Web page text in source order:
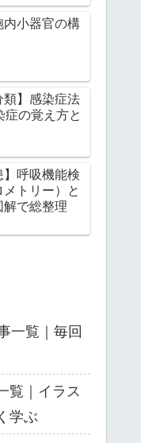
内小器官の構
類】感染症法
症の覚え方と
】呼吸機能検
トリー）と
解で総整理
一覧｜毎回
覧｜イラス
学ぶ